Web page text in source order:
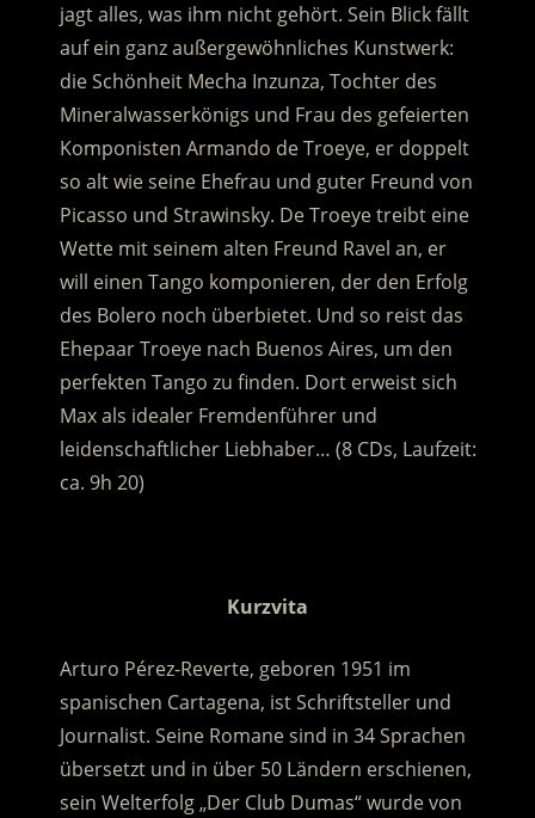
jagt alles, was ihm nicht gehört. Sein Blick fällt
auf ein ganz außergewöhnliches Kunstwerk:
die Schönheit Mecha Inzunza, Tochter des
Mineralwasserkönigs und Frau des gefeierten
Komponisten Armando de Troeye, er doppelt
so alt wie seine Ehefrau und guter Freund von
Picasso und Strawinsky. De Troeye treibt eine
Wette mit seinem alten Freund Ravel an, er
will einen Tango komponieren, der den Erfolg
des Bolero noch überbietet. Und so reist das
Ehepaar Troeye nach Buenos Aires, um den
perfekten Tango zu finden. Dort erweist sich
Max als idealer Fremdenführer und
leidenschaftlicher Liebhaber… (8 CDs, Laufzeit:
ca. 9h 20)
Kurzvita
Arturo Pérez-Reverte, geboren 1951 im
spanischen Cartagena, ist Schriftsteller und
Journalist. Seine Romane sind in 34 Sprachen
übersetzt und in über 50 Ländern erschienen,
sein Welterfolg „Der Club Dumas“ wurde von